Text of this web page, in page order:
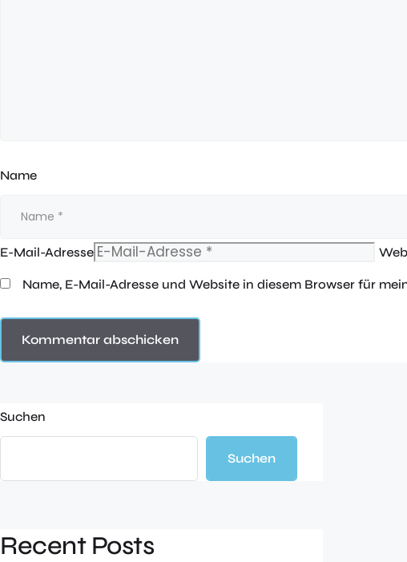
Name
E-Mail-Adresse
Name, E-Mail-Adresse und Website in diesem Browser für
Suchen
Suchen
Recent Posts